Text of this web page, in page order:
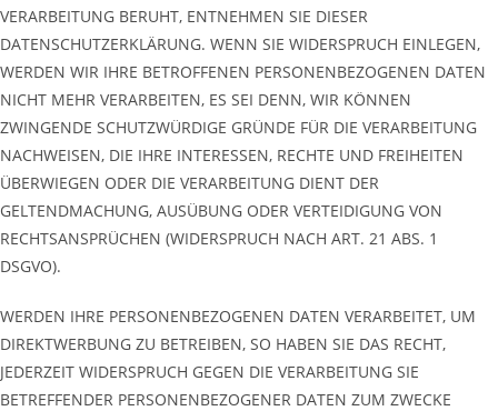
VERARBEITUNG BERUHT, ENTNEHMEN SIE DIESER
DATENSCHUTZERKLÄRUNG. WENN SIE WIDERSPRUCH EINLEGEN,
WERDEN WIR IHRE BETROFFENEN PERSONENBEZOGENEN DATEN
NICHT MEHR VERARBEITEN, ES SEI DENN, WIR KÖNNEN
ZWINGENDE SCHUTZWÜRDIGE GRÜNDE FÜR DIE VERARBEITUNG
NACHWEISEN, DIE IHRE INTERESSEN, RECHTE UND FREIHEITEN
ÜBERWIEGEN ODER DIE VERARBEITUNG DIENT DER
GELTENDMACHUNG, AUSÜBUNG ODER VERTEIDIGUNG VON
RECHTSANSPRÜCHEN (WIDERSPRUCH NACH ART. 21 ABS. 1
DSGVO).
WERDEN IHRE PERSONENBEZOGENEN DATEN VERARBEITET, UM
DIREKTWERBUNG ZU BETREIBEN, SO HABEN SIE DAS RECHT,
JEDERZEIT WIDERSPRUCH GEGEN DIE VERARBEITUNG SIE
BETREFFENDER PERSONENBEZOGENER DATEN ZUM ZWECKE